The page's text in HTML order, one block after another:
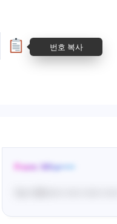
번호 복사
From: Wha•••••